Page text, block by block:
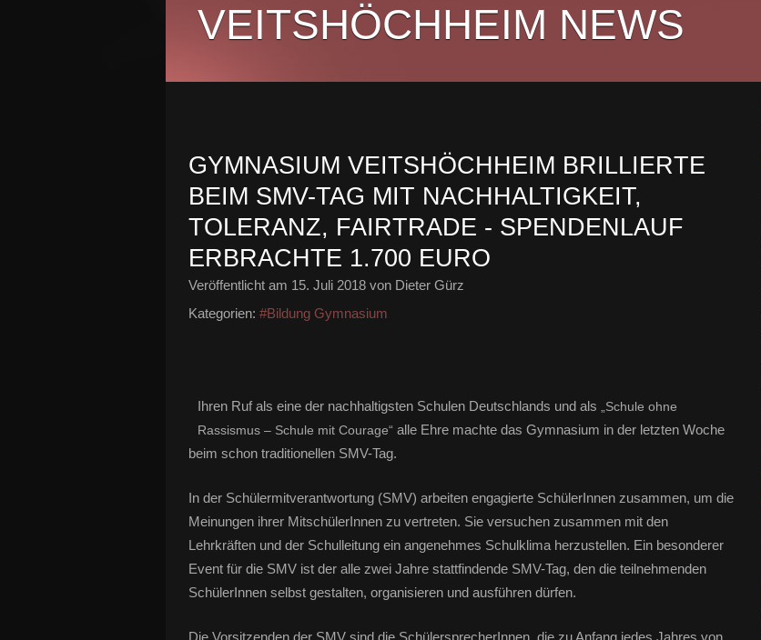
VEITSHÖCHHEIM NEWS
GYMNASIUM VEITSHÖCHHEIM BRILLIERTE
BEIM SMV-TAG MIT NACHHALTIGKEIT,
TOLERANZ, FAIRTRADE - SPENDENLAUF
ERBRACHTE 1.700 EURO
Veröffentlicht am 15. Juli 2018 von Dieter Gürz
Kategorien: #Bildung Gymnasium
Ihren Ruf als eine der nachhaltigsten Schulen Deutschlands und als
„Schule ohne
Rassismus – Schule mit Courage“ alle Ehre machte das Gymnasium in der letzten Woche
beim schon traditionellen SMV-Tag.
In der Schülermitverantwortung (SMV) arbeiten engagierte SchülerInnen zusammen, um die
Meinungen ihrer MitschülerInnen zu vertreten. Sie versuchen zusammen mit den
Lehrkräften und der Schulleitung ein angenehmes Schulklima herzustellen. Ein besonderer
Event für die SMV ist der alle zwei Jahre stattfindende SMV-Tag, den die teilnehmenden
SchülerInnen selbst gestalten, organisieren und ausführen dürfen.
Die Vorsitzenden der SMV sind die SchülersprecherInnen, die zu Anfang jedes Jahres von